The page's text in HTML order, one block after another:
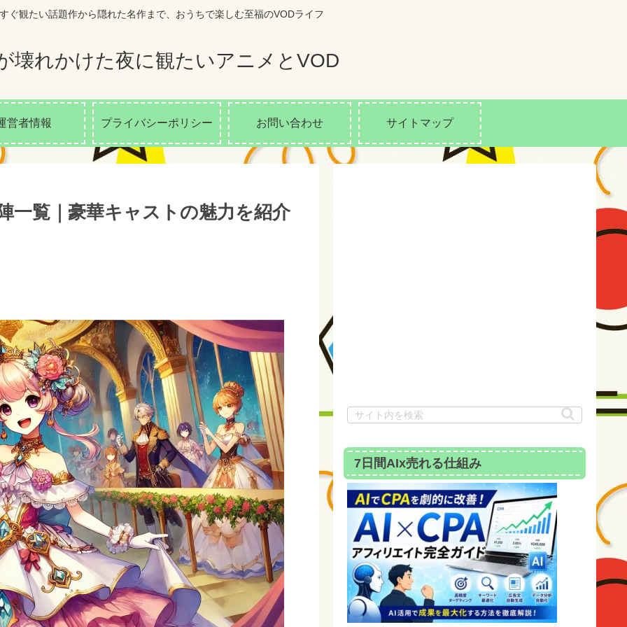
ぐ観たい話題作から隠れた名作まで、おうちで楽しむ至福のVODライフ
壊れかけた夜に観たいアニメとVOD
営者情報 プライバシーポリシー お問い合わせ サイトマップ
一覧｜豪華キャストの魅力を紹介
7日間AIx売れる仕組み